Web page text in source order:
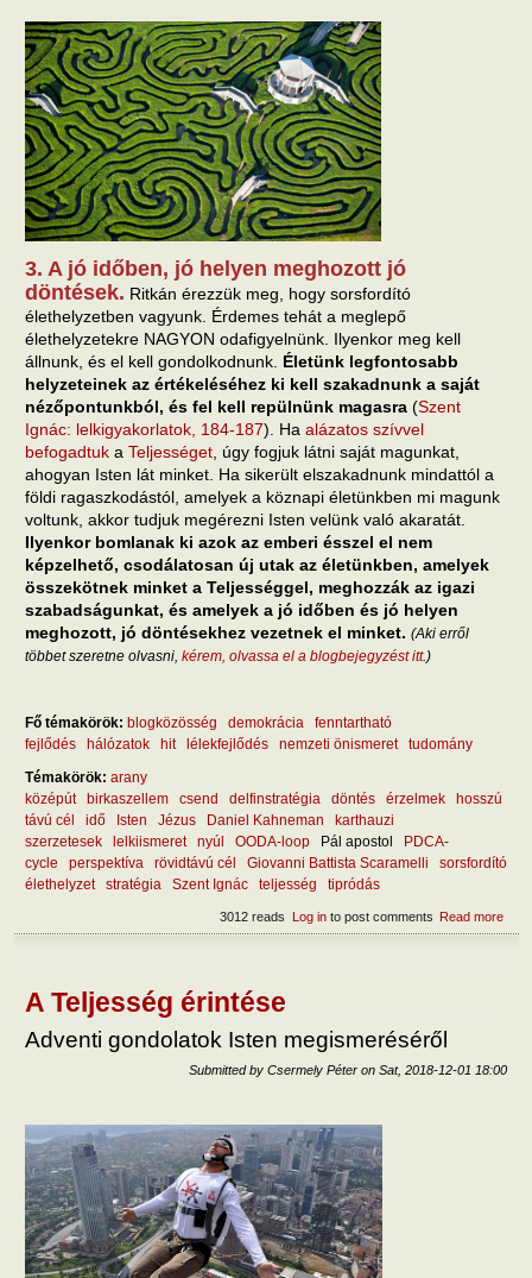
3. A jó időben, jó helyen meghozott jó
döntések. Ritkán érezzük meg, hogy sorsfordító
élethelyzetben vagyunk. Érdemes tehát a meglepő
élethelyzetekre NAGYON odafigyelnünk. Ilyenkor meg kell
állnunk, és el kell gondolkodnunk. Életünk legfontosabb
helyzeteinek az értékeléséhez ki kell szakadnunk a saját
nézőpontunkból, és fel kell repülnünk magasra (Szent
Ignác: lelkigyakorlatok, 184-187). Ha alázatos szívvel
befogadtuk a Teljességet, úgy fogjuk látni saját magunkat,
ahogyan Isten lát minket. Ha sikerült elszakadnunk mindattól a
földi ragaszkodástól, amelyek a köznapi életünkben mi magunk
voltunk, akkor tudjuk megérezni Isten velünk való akaratát.
Ilyenkor bomlanak ki azok az emberi ésszel el nem
képzelhető, csodálatosan új utak az életünkben, amelyek
összekötnek minket a Teljességgel, meghozzák az igazi
szabadságunkat, és amelyek a jó időben és jó helyen
meghozott, jó döntésekhez vezetnek el minket. (Aki erről
többet szeretne olvasni, kérem, olvassa el a blogbejegyzést itt.)
Fő témakörök: blogközösség demokrácia
fenntartható
fejlődés
hálózatok hit lélekfejlődés nemzeti önismeret
tudomány
Témakörök: arany
középút
birkaszellem csend delfinstratégia döntés érzelmek
hosszú
távú cél
idő Isten Jézus Daniel Kahneman
karthauzi
szerzetesek
lelkiismeret nyúl OODA-loop Pál apostol
PDCA-
cycle
perspektíva rövidtávú cél Giovanni Battista Scaramelli
sorsfordító
élethelyzet
stratégia Szent Ignác teljesség tipródás
Read more
Log into post comments
3012 reads
A Teljesség érintése
Adventi gondolatok Isten megismeréséről
Submitted by Csermely Péter on Sat, 2018-12-01 18:00